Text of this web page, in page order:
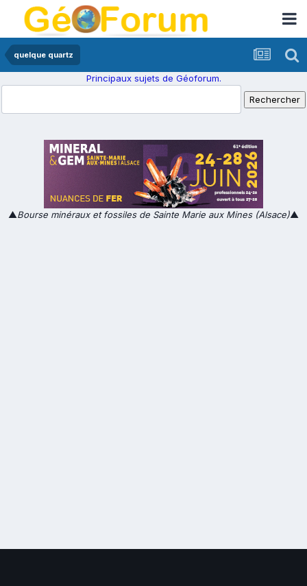
quelque quartz
Principaux sujets de Géoforum.
▲Bourse minéraux et fossiles de Sainte Marie aux Mines (Alsace)▲